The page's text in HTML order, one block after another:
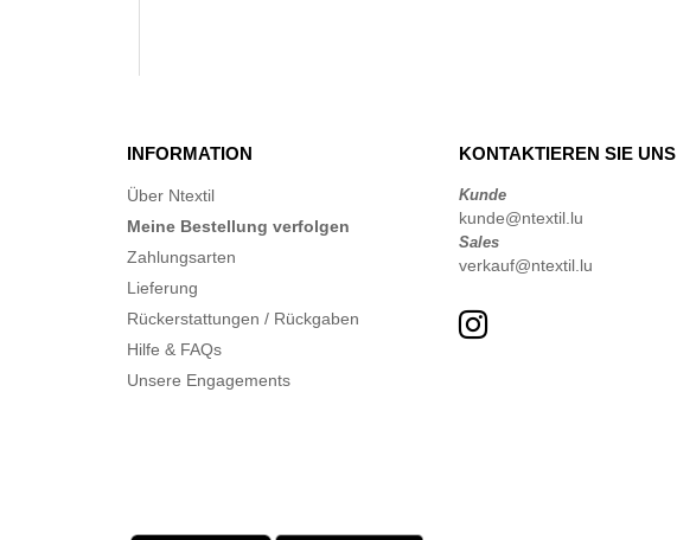
INFORMATION
Über Ntextil
Meine Bestellung verfolgen
Zahlungsarten
Lieferung
Rückerstattungen / Rückgaben
Hilfe & FAQs
Unsere Engagements
KONTAKTIEREN SIE UNS
Kunde
kunde@ntextil.lu
Sales
verkauf@ntextil.lu